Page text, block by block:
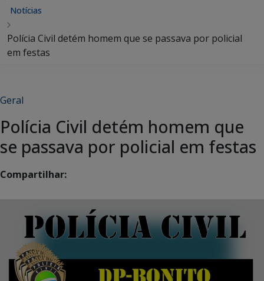
Notícias
Polícia Civil detém homem que se passava por policial
em festas
Geral
Polícia Civil detém homem que
se passava por policial em festas
Compartilhar: